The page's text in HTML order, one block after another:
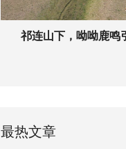
祁连山下，呦呦鹿鸣
最热文章